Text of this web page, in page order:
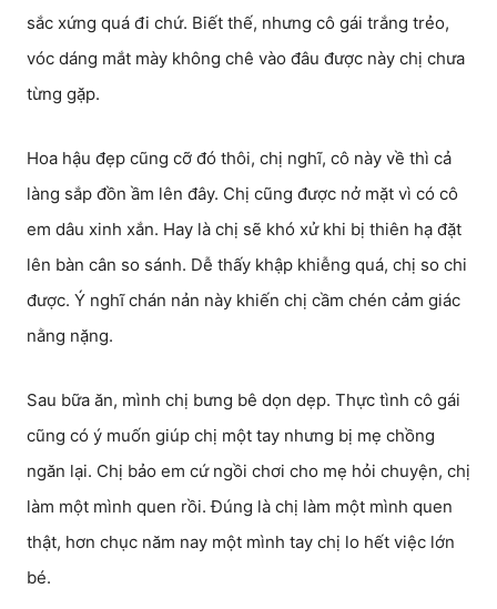
sắc xứng quá đi chứ. Biết thế, nhưng cô gái trắng trẻo,
vóc dáng mắt mày không chê vào đâu được này chị chưa
từng gặp.
Hoa hậu đẹp cũng cỡ đó thôi, chị nghĩ, cô này về thì cả
làng sắp đồn ầm lên đây. Chị cũng được nở mặt vì có cô
em dâu xinh xắn. Hay là chị sẽ khó xử khi bị thiên hạ đặt
lên bàn cân so sánh. Dễ thấy khập khiễng quá, chị so chi
được. Ý nghĩ chán nản này khiến chị cầm chén cảm giác
nằng nặng.
Sau bữa ăn, mình chị bưng bê dọn dẹp. Thực tình cô gái
cũng có ý muốn giúp chị một tay nhưng bị mẹ chồng
ngăn lại. Chị bảo em cứ ngồi chơi cho mẹ hỏi chuyện, chị
làm một mình quen rồi. Đúng là chị làm một mình quen
thật, hơn chục năm nay một mình tay chị lo hết việc lớn
bé.